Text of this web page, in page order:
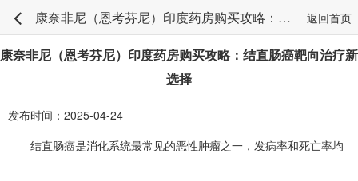
返回首页
康奈非尼（恩考芬尼）印度药房购买攻略：结直肠癌靶向治疗新选择
康奈非尼（恩考芬尼）印度药房购买攻略：结直肠癌靶向治疗新
选择
发布时间：2025-04-24
结直肠癌是消化系统最常见的恶性肿瘤之一，发病率和死亡率均